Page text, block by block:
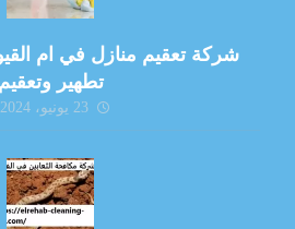
تطهير وتعقيم
23 يونيو، 2024